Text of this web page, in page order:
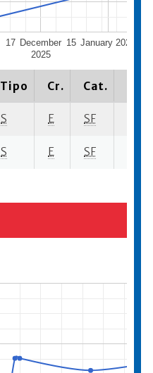
December
2025
January 2026
17 15
Tipo Cr. Cat.
S E SF
S E SF